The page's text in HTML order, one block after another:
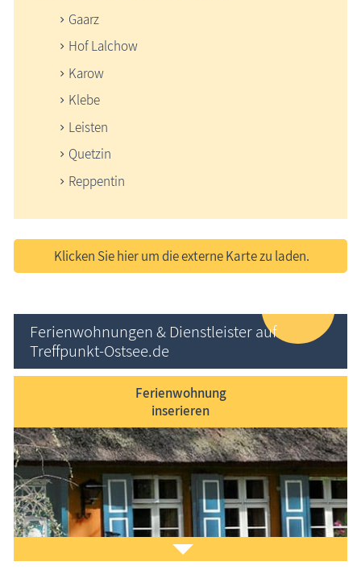
Gaarz
Hof Lalchow
Karow
Klebe
Leisten
Quetzin
Reppentin
Klicken Sie hier um die externe Karte zu laden.
Ferienwohnungen & Dienstleister auf
Treffpunkt-Ostsee.de
Ferienwohnung
inserieren